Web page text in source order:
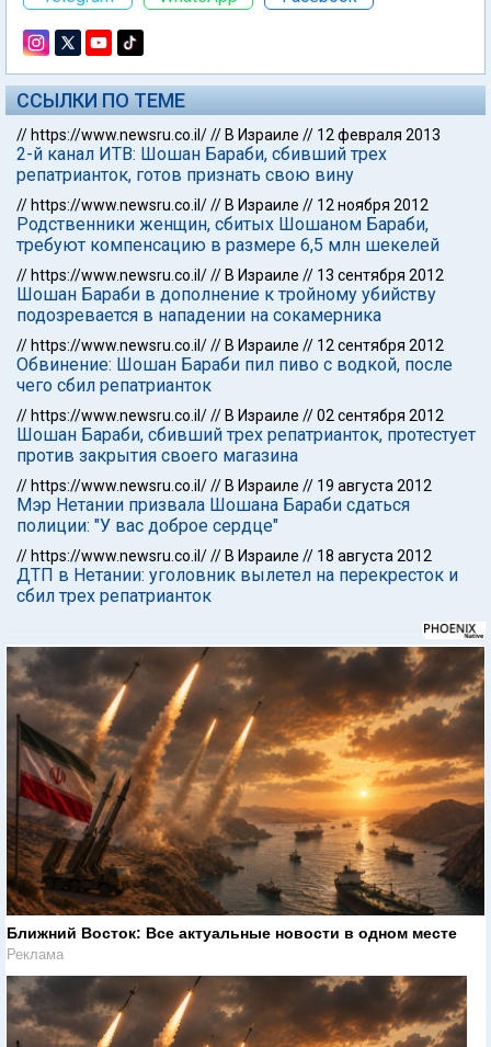
ССЫЛКИ ПО ТЕМЕ
// https://www.newsru.co.il/// В Израиле // 12 февраля 2013
2-й канал ИТВ: Шошан Бараби, сбивший трех
репатрианток, готов признать свою вину
// https://www.newsru.co.il/// В Израиле // 12 ноября 2012
Родственники женщин, сбитых Шошаном Бараби,
требуют компенсацию в размере 6,5 млн шекелей
// https://www.newsru.co.il/// В Израиле // 13 сентября 2012
Шошан Бараби в дополнение к тройному убийству
подозревается в нападении на сокамерника
// https://www.newsru.co.il/// В Израиле // 12 сентября 2012
Обвинение: Шошан Бараби пил пиво с водкой, после
чего сбил репатрианток
// https://www.newsru.co.il/// В Израиле //02 сентября 2012
Шошан Бараби, сбивший трех репатрианток, протестует
против закрытия своего магазина
// https://www.newsru.co.il/// В Израиле // 19 августа 2012
Мэр Нетании призвала Шошана Бараби сдаться
полиции: "У вас доброе сердце"
// https://www.newsru.co.il/// В Израиле // 18 августа 2012
ДТП в Нетании: уголовник вылетел на перекресток и
сбил трех репатрианток
Ближний Восток: Все актуальные новости в одном месте
Реклама